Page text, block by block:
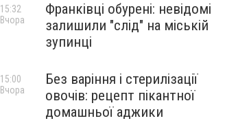
Франківці обурені: невідомі
залишили "слід" на міській
зупинці
15:32
Вчора
Без варіння і стерилізації
овочів: рецепт пікантної
домашньої аджики
15:00
Вчора